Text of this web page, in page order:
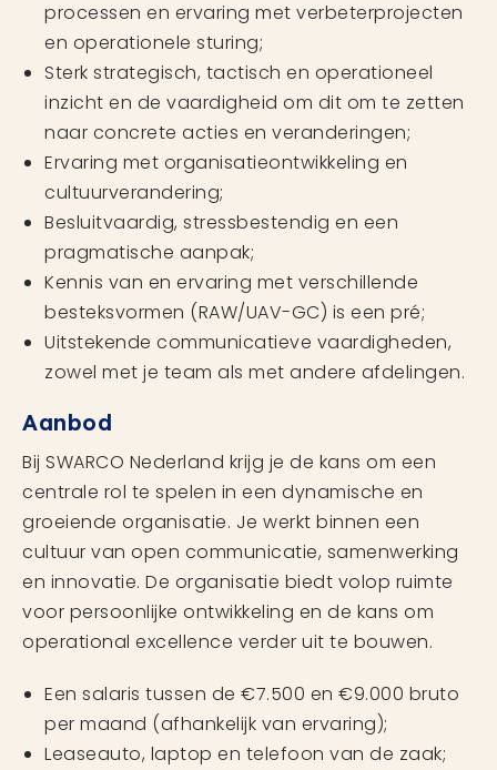
processen en ervaring met verbeterprojecten
en operationele sturing;
Sterk strategisch, tactisch en operationeel
inzicht en de vaardigheid om dit om te zetten
naar concrete acties en veranderingen;
Ervaring met organisatieontwikkeling en
cultuurverandering;
Besluitvaardig, stressbestendig en een
pragmatische aanpak;
Kennis van en ervaring met verschillende
besteksvormen (RAW/UAV-GC) is een pré;
Uitstekende communicatieve vaardigheden,
zowel met je team als met andere afdelingen.
Aanbod
Bij SWARCO Nederland krijg je de kans om een
centrale rol te spelen in een dynamische en
groeiende organisatie. Je werkt binnen een
cultuur van open communicatie, samenwerking
en innovatie. De organisatie biedt volop ruimte
voor persoonlijke ontwikkeling en de kans om
operational excellence verder uit te bouwen.
Een salaris tussen de €7.500 en €9.000 bruto
per maand (afhankelijk van ervaring);
Leaseauto, laptop en telefoon van de zaak;